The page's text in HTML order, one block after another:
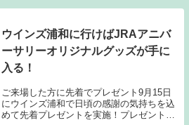
ウインズ浦和に行けばJRAアニバ
ーサリーオリジナルグッズが手に
入る！
ご来場した方に先着でプレゼント9月15日
にウインズ浦和で日頃の感謝の気持ちを込
めて先着プレゼントを実施！プレゼントは